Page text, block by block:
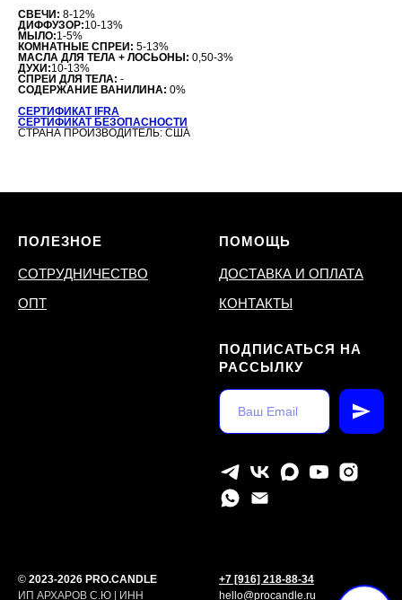
СВЕЧИ: 8-12%
ДИФФУЗОР:10-13%
МЫЛО:1-5%
КОМНАТНЫЕ СПРЕИ: 5-13%
МАСЛА ДЛЯ ТЕЛА + ЛОСЬОНЫ: 0,50-3%
ДУХИ:10-13%
СПРЕИ ДЛЯ ТЕЛА: -
СОДЕРЖАНИЕ ВАНИЛИНА: 0%
СЕРТИФИКАТ IFRA
СЕРТИФИКАТ БЕЗОПАСНОСТИ
СТРАНА ПРОИЗВОДИТЕЛЬ: США
ПОЛЕЗНОЕ
СОТРУДНИЧЕСТВО
ОПТ
ПОМОЩЬ
ДОСТАВКА И ОПЛАТА
КОНТАКТЫ
ПОДПИСАТЬСЯ НА
РАССЫЛКУ
© 2023-2026 PRO.CANDLE
ИП АРХАРОВ С.Ю | ИНН
+7 [916] 218-88-34
hello@procandle.ru